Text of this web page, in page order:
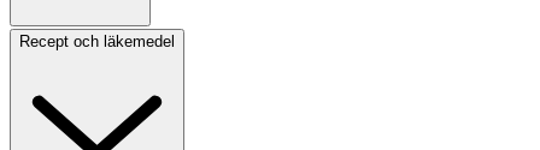
Recept och läkemedel